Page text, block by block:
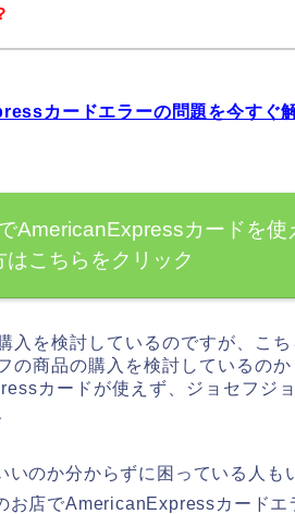
カードエラーの問題を今すぐ
AmericanExpressカードを使
はこちらをクリック
入を検討しているのですが、こ
の商品の購入を検討しているの
カードが使えず、ジョセフジ
いのか分からずに困っている人も
お店でAmericanExpressカードエ